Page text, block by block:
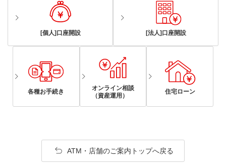
[個人]口座開設 [法人]口座開設
各種お手続き
オンライン相談
（資産運用）
住宅ローン
ATM・店舗のご案内トップへ戻る